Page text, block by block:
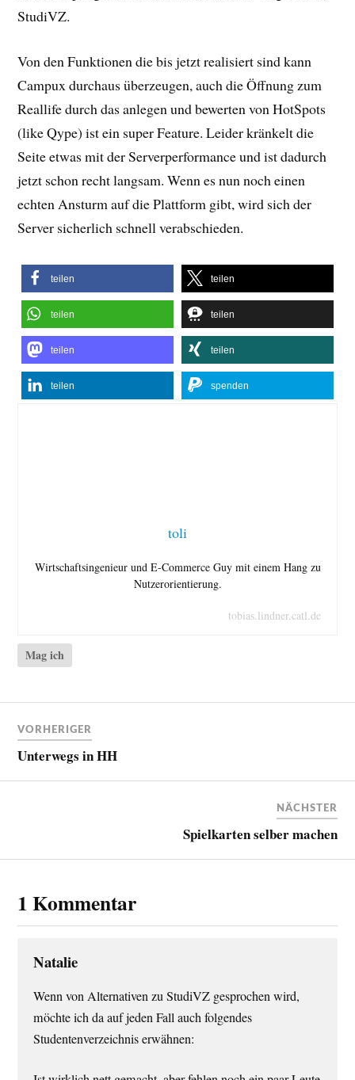
StudiVZ.
Von den Funktionen die bis jetzt realisiert sind kann
Campux durchaus überzeugen, auch die Öffnung zum
Reallife durch das anlegen und bewerten von HotSpots
(like Qype) ist ein super Feature. Leider kränkelt die
Seite etwas mit der Serverperformance und ist dadurch
jetzt schon recht langsam. Wenn es nun noch einen
echten Ansturm auf die Plattform gibt, wird sich der
Server sicherlich schnell verabschieden.
teilen teilen
teilen teilen
teilen teilen
teilen spenden
toli
Wirtschaftsingenieur und E-Commerce Guy mit einem Hang zu
Nutzerorientierung.
tobias.lindner.catl.de
Mag ich
VORHERIGER
Unterwegs in HH
NÄCHSTER
Spielkarten selber machen
1 Kommentar
Natalie
Wenn von Alternativen zu StudiVZ gesprochen wird,
möchte ich da auf jeden Fall auch folgendes
Studentenverzeichnis erwähnen: